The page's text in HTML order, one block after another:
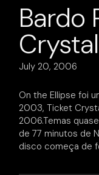
Bardo
July 20, 2006
On the Ellipse foi
2003, Ticket
2006.Temas
de 77 minutos de
disco começa de